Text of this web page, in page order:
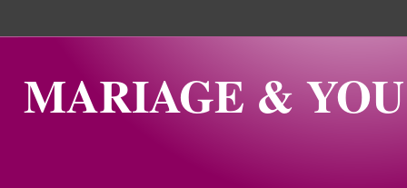
MARIAGE & YOU